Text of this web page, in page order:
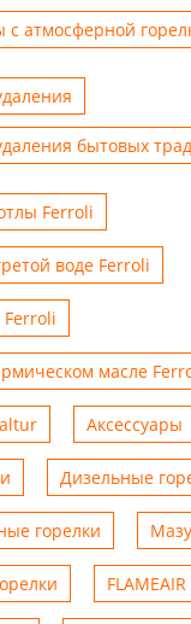
с атмосферной
бытовых
Ferroli
воде Ferroli
масле
Аксессуары
Дизельные
горелки
FLAMEAIR